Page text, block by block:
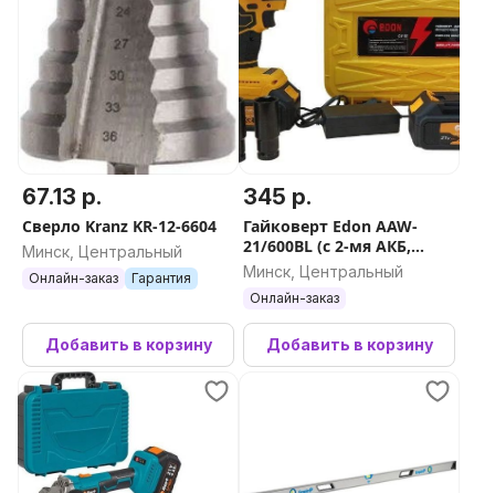
67.13 р.
Сверло Kranz KR-12-6604
Минск, Центральный
Онлайн-заказ Гарантия
Добавить в корзину
345 р.
Гайковерт Edon AAW-
21/600BL (с 2-мя АКБ,
кейс, набор оснастки)
Минск, Центральный
Онлайн-заказ
Добавить в корзину